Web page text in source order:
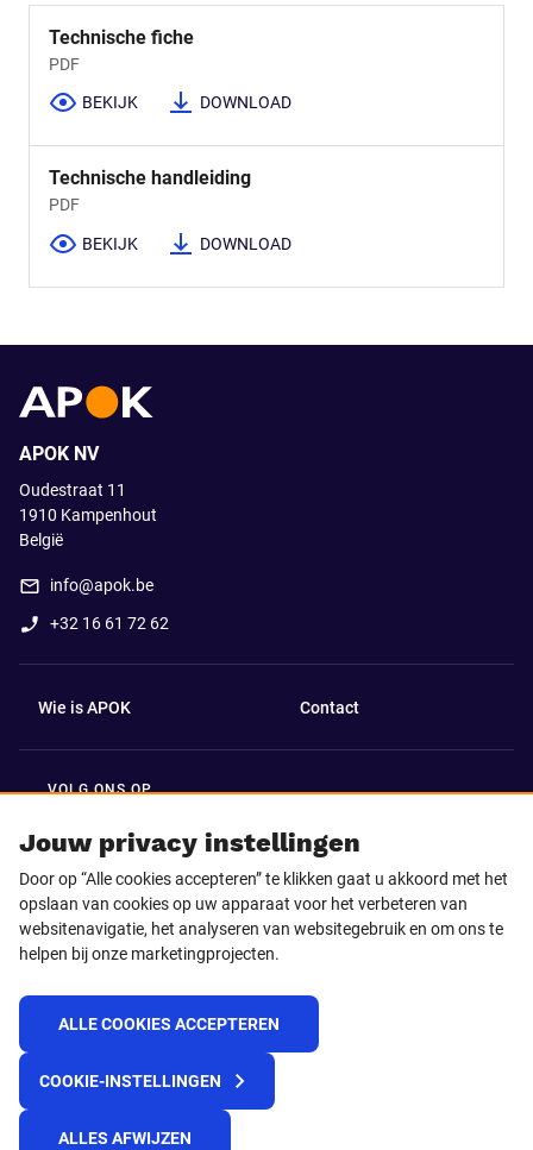
Technische fiche
PDF
BEKIJK DOWNLOAD
Technische handleiding
PDF
BEKIJK DOWNLOAD
Jouw privacy instellingen
Door op “Alle cookies accepteren” te klikken gaat u akkoord met het
opslaan van cookies op uw apparaat voor het verbeteren van
websitenavigatie, het analyseren van websitegebruik en om ons te
helpen bij onze marketingprojecten.
ALLE COOKIES ACCEPTEREN
COOKIE-INSTELLINGEN
ALLES AFWIJZEN
APOK NV
Oudestraat 11
1910 Kampenhout
België
info@apok.be
+32 16 61 72 62
Wie is APOK Contact
VOLG ONS OP
Facebook
Instagram TikTok